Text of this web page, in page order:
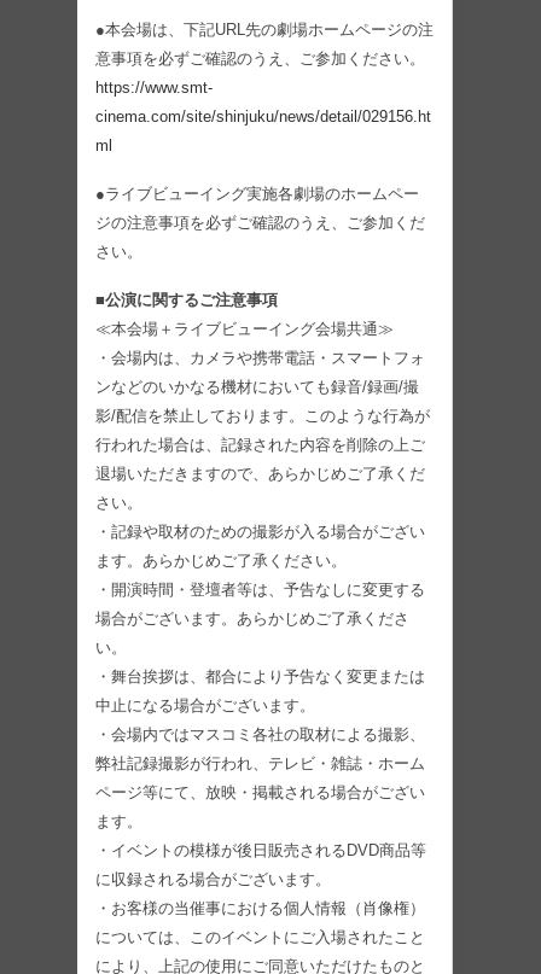
●本会場は、下記URL先の劇場ホームページの注
意事項を必ずご確認のうえ、ご参加ください。
https://www.smt-
cinema.com/site/shinjuku/news/detail/029156.ht
ml
●ライブビューイング実施各劇場のホームペー
ジの注意事項を必ずご確認のうえ、ご参加くだ
さい。
■公演に関するご注意事項
≪本会場＋ライブビューイング会場共通≫
・会場内は、カメラや携帯電話・スマートフォ
ンなどのいかなる機材においても録音/録画/撮
影/配信を禁止しております。このような行為が
行われた場合は、記録された内容を削除の上ご
退場いただきますので、あらかじめご了承くだ
さい。
・記録や取材のための撮影が入る場合がござい
ます。あらかじめご了承ください。
・開演時間・登壇者等は、予告なしに変更する
場合がございます。あらかじめご了承くださ
い。
・舞台挨拶は、都合により予告なく変更または
中止になる場合がございます。
・会場内ではマスコミ各社の取材による撮影、
弊社記録撮影が行われ、テレビ・雑誌・ホーム
ページ等にて、放映・掲載される場合がござい
ます。
・イベントの模様が後日販売されるDVD商品等
に収録される場合がございます。
・お客様の当催事における個人情報（肖像権）
については、このイベントにご入場されたこと
により、上記の使用にご同意いただけたものと